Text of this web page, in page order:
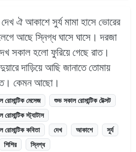
দেখ ঐ আকাশে সুর্য মামা হাসে ভোরের
আছে স্নিগ্ধ ঘাসে ঘাসে। দরজা
সকাল হলো ফুরিয়ে গেছে রাত।
দাড়িয়ে আছি জানাতে তোমায়
কেমন আছো।
মেসেজ
শুভ সকাল রোমান্টিক টেক্সট
স্ট্যাটাস
কবিতা
দেখ আকাশে
সুর্য
শিশির স্নিগ্ধ